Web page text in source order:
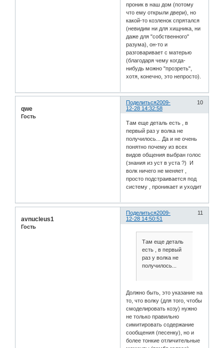
проник в наш дом (потому
что ему открыли двери), но
какой-то козленок спрятался
(невидим ни для хищника, ни
даже для "собственного"
разума), он-то и
разговаривает с матерью
(благодаря чему когда-
нибудь можно "прозреть",
хотя, конечно, это непросто).
Поделиться 10
2009-
12-28 14:32:58
qwe
Гость
Там еще деталь есть , в
первый раз у волка не
получилось... Да и не очень
понятно почему из всех
видов общения выбран голос
(знания из уст в уста ?) И
волк ничего не меняет ,
просто подстраивается под
систему , проникает и уходит
Поделиться 11
2009-
12-28 14:50:51
avnucleus1
Гость
Там еще деталь
есть , в первый
раз у волка не
получилось...
Должно быть, это указание на
то, что волку (для того, чтобы
смоделировать козу) нужно
не только правильно
симитировать содержание
сообщения (песенку), но и
более тонкие отличительные